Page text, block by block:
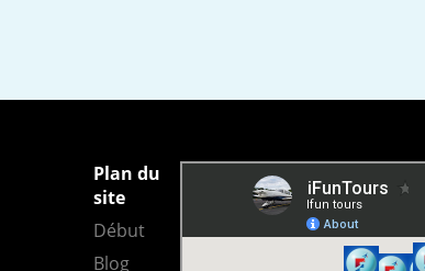
Plan du
site
Début
Blog